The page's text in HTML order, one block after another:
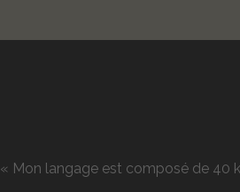
« Mon langage est composé de 40